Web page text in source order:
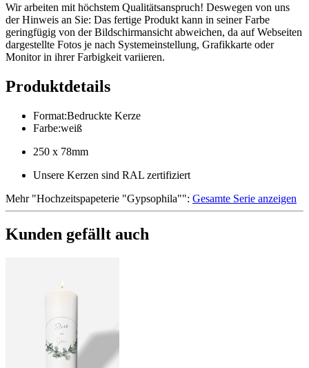
Wir arbeiten mit höchstem Qualitätsanspruch! Deswegen von uns
der Hinweis an Sie: Das fertige Produkt kann in seiner Farbe
geringfügig von der Bildschirmansicht abweichen, da auf Webseiten
dargestellte Fotos je nach Systemeinstellung, Grafikkarte oder
Monitor in ihrer Farbigkeit variieren.
Produktdetails
Format:Bedruckte Kerze
Farbe:weiß
250 x 78mm
Unsere Kerzen sind RAL zertifiziert
Mehr"Hochzeitspapeterie "Gypsophila"": Gesamte Serie anzeigen
Kunden gefällt auch